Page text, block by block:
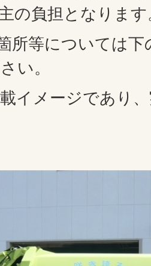
の負担となります
所等については
い。
載イメージであり